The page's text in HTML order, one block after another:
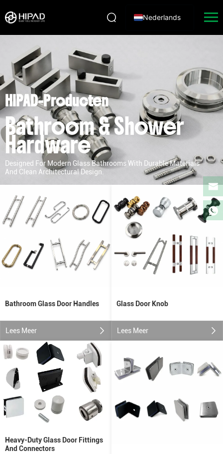
Nederlands
HIPAD-Producten
Bathroom & Shower
Hardware
Designed For Modern Glass Bathrooms With Durable Materials
And Clean Architectural Design.
Bathroom Glass Door Handles
Lees Meer
Glass Door Knob
Lees Meer
Heavy-Duty Glass Door Fittings
And Connectors